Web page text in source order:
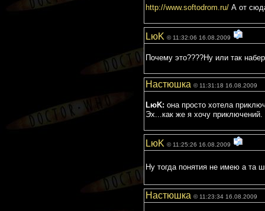
http://www.softodrom.ru/ А от
LюK © 11:32:06 16.08.2009
Почему это????Ну или так
Настюшка © 11:31:18 16.08.2009
LюK: она просто хотела
Эх...как же я хочу приключений.
LюK © 11:25:26 16.08.2009
Ну тогда понятия не имею а та
Настюшка © 11:23:34 16.08.2009